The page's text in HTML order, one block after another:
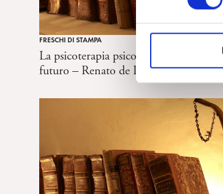
e
z
i
n
e
d
o
n
s
FRESCHI DI STAMPA
La psicoterapia
futuro – Renato de Polo, Angeli,